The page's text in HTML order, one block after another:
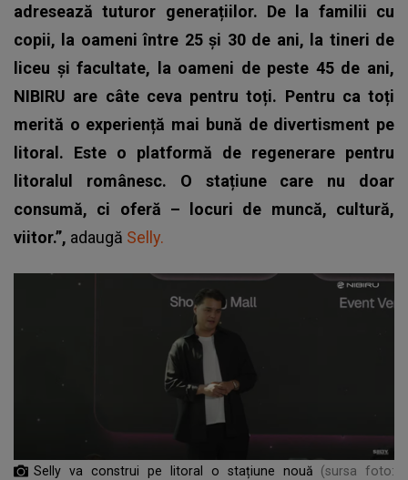
adresează tuturor generațiilor. De la familii cu
copii, la oameni între 25 și 30 de ani, la tineri de
liceu și facultate, la oameni de peste 45 de ani,
NIBIRU are câte ceva pentru toți. Pentru ca toți
merită o experiență mai bună de divertisment pe
litoral. Este o platformă de regenerare pentru
litoralul românesc. O stațiune care nu doar
consumă, ci oferă – locuri de muncă, cultură,
viitor.”, adaugă Selly.
Selly va construi pe litoral o stațiune nouă
(sursa foto: